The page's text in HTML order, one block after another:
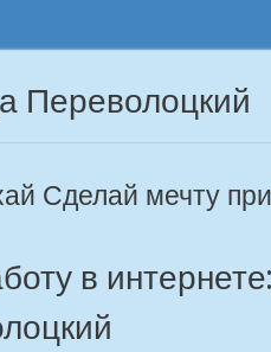
Переволоцкий
Сделай мечту
в